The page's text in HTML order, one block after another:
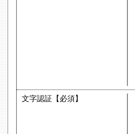
文字認証【必須】